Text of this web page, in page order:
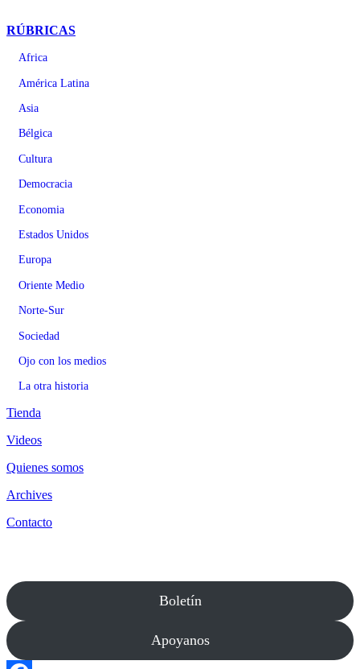
RÚBRICAS
Africa
América Latina
Asia
Bélgica
Cultura
Democracia
Economia
Estados Unidos
Europa
Oriente Medio
Norte-Sur
Sociedad
Ojo con los medios
La otra historia
Tienda
Videos
Quienes somos
Archives
Contacto
Boletín
Apoyanos